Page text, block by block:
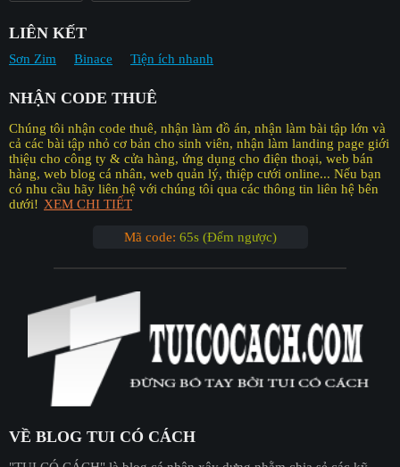
LIÊN KẾT
Sơn Zim Binace Tiện ích nhanh
NHẬN CODE THUÊ
Chúng tôi nhận code thuê, nhận làm đồ án, nhận làm bài tập lớn và
cả các bài tập nhỏ cơ bản cho sinh viên, nhận làm landing page giới
thiệu cho công ty & cửa hàng, ứng dụng cho điện thoại, web bán
hàng, web blog cá nhân, web quản lý, thiệp cưới online... Nếu bạn
có nhu cầu hãy liên hệ với chúng tôi qua các thông tin liên hệ bên
dưới! XEM CHI TIẾT
Mã code: 64s (Đếm ngược)
VỀ BLOG TUI CÓ CÁCH